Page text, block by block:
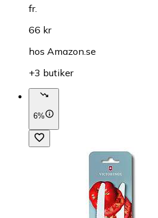
fr.
66 kr
hos Amazon.se
+3 butiker
6%